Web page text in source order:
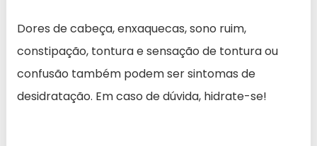
Dores de cabeça, enxaquecas, sono ruim,
constipação, tontura e sensação de tontura ou
confusão também podem ser sintomas de
desidratação. Em caso de dúvida, hidrate-se!